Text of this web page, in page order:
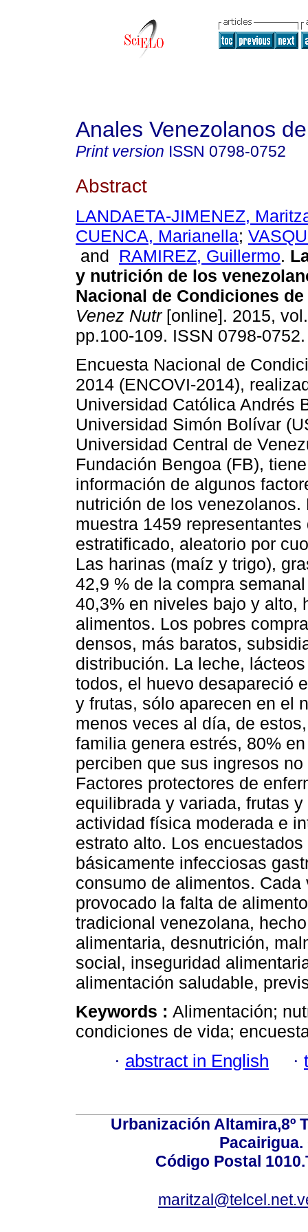
Anales Venezolanos
Print version ISSN 0798-0752
Abstract
LANDAETA-JIMENEZ,
CUENCA, Marianella;
and RAMIREZ, Guillermo.
y nutrición de los
Nacional de Condiciones de
Venez Nutr[online]. 2015,
pp.100-109. ISSN 0798-0752.
Encuesta Nacional de
2014 (ENCOVI-2014),
Universidad Católica Andrés
Universidad Simón Bolívar
Universidad Central de
Fundación Bengoa (FB),
información de algunos
nutrición de los
muestra 1459
estratificado, aleatorio por
Las harinas (maíz y trigo),
42,9 % de la compra
40,3% en niveles bajo y alto,
alimentos. Los pobres
densos, más baratos,
distribución. La leche,
todos, el huevo desapareció
y frutas, sólo aparecen en el
menos veces al día, de
familia genera estrés, 80%
perciben que sus ingresos
Factores protectores de
equilibrada y variada, frutas
actividad física moderada e
estrato alto. Los
básicamente infecciosas
consumo de alimentos.
provocado la falta de
tradicional venezolana,
alimentaria, desnutrición,
social, inseguridad
alimentación saludable,
Keywords : Alimentación;
condiciones de vida;
· abstract in English ·
Urbanización Altamira,8º
Pacairigua.
Código Postal